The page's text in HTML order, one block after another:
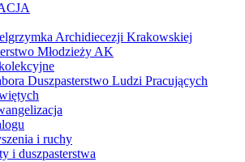
Archidiecezji Krakowskiej
Młodzieży AK
Duszpasterstwo Ludzi Pracujących
i ruchy
i duszpasterstwa